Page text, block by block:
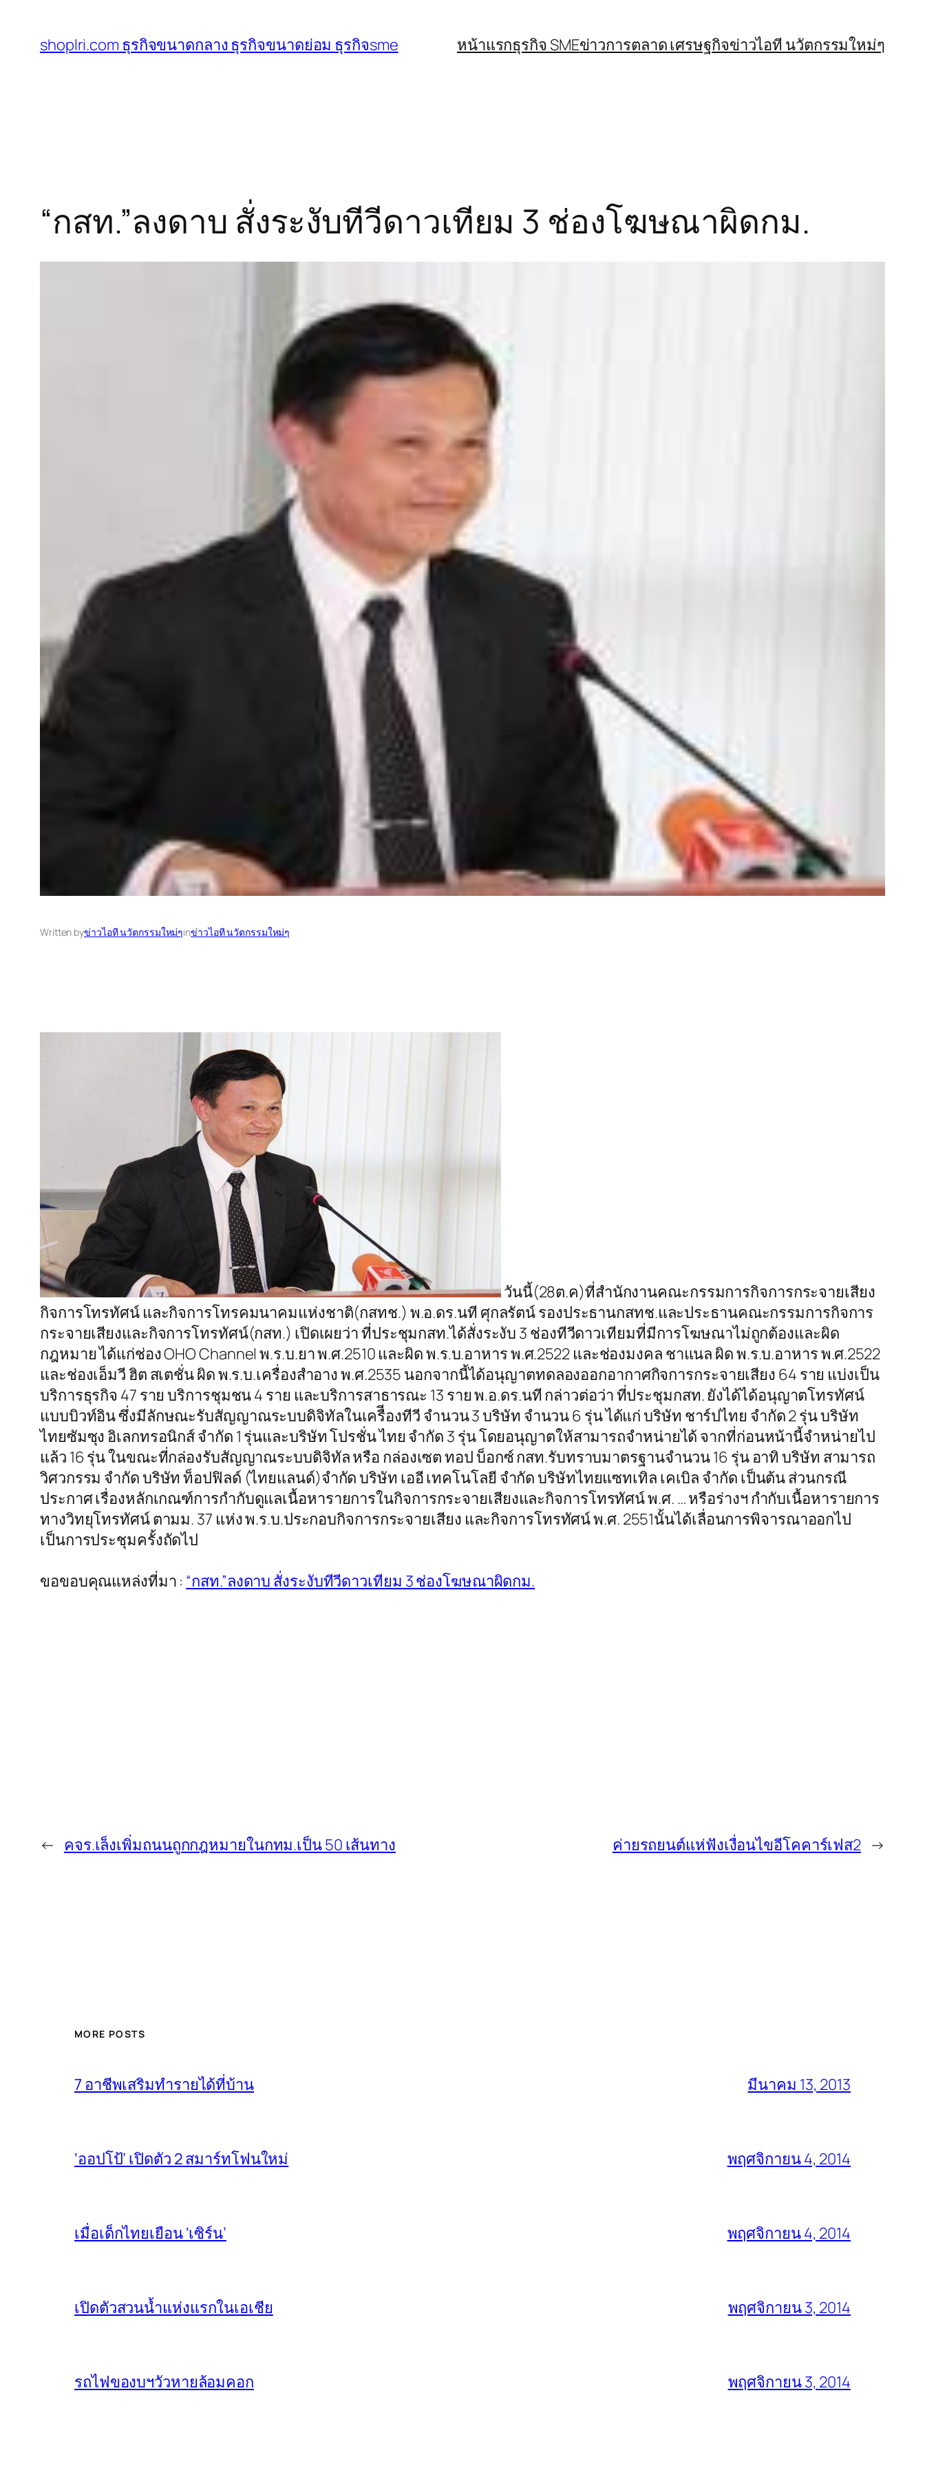
shoplri.com ธุรกิจขนาดกลาง ธุรกิจขนาดย่อม ธุรกิจsme หน้าแรกธุรกิจ SMEข่าวการตลาด เศรษฐกิจข่าวไอที นวัตกรรมใหม่ๆ
“กสท.”ลงดาบ สั่งระงับทีวีดาวเทียม 3 ช่องโฆษณาผิดกม.
Written byข่าวไอที นวัตกรรมใหม่ๆinข่าวไอที นวัตกรรมใหม่ๆ
วันนี้(28ต.ค)ที่สำนักงานคณะกรรมการกิจการกระจายเสียง
กิจการโทรทัศน์ และกิจการโทรคมนาคมแห่งชาติ(กสทช.) พ.อ.ดร.นที ศุกลรัตน์ รองประธานกสทช.และประธานคณะกรรมการกิจการ
กระจายเสียงและกิจการโทรทัศน์(กสท.) เปิดเผยว่า ที่ประชุมกสท.ได้สั่งระงับ 3 ช่องทีวีดาวเทียมที่มีการโฆษณาไม่ถูกต้องและผิด
กฎหมาย ได้แก่ช่อง OHO Channel พ.ร.บ.ยา พ.ศ.2510 และผิด พ.ร.บ.อาหาร พ.ศ.2522 และช่องมงคล ชาแนล ผิด พ.ร.บ.อาหาร พ.ศ.2522
และช่องเอ็มวี ฮิต สเตชั่น ผิด พ.ร.บ.เครื่องสำอาง พ.ศ.2535 นอกจากนี้ได้อนุญาตทดลองออกอากาศกิจการกระจายเสียง 64 ราย แบ่งเป็น
บริการธุรกิจ 47 ราย บริการชุมชน 4 ราย และบริการสาธารณะ 13 ราย พ.อ.ดร.นที กล่าวต่อว่า ที่ประชุมกสท. ยังได้ได้อนุญาตโทรทัศน์
แบบบิวท์อิน ซึ่งมีลักษณะรับสัญญาณระบบดิจิทัลในเครืีองทีวี จำนวน 3 บริษัท จำนวน 6 รุ่น ได้แก่ บริษัท ชาร์ปไทย จำกัด 2 รุ่น บริษัท
ไทยซัมซุง อิเลกทรอนิกส์ จำกัด 1 รุ่นและบริษัท โปรชั่น ไทย จำกัด 3 รุ่น โดยอนุญาตให้สามารถจำหน่ายได้ จากที่ก่อนหน้านี้จำหน่ายไป
แล้ว 16 รุ่น ในขณะที่กล่องรับสัญญาณระบบดิจิทัล หรือ กล่องเซต ทอป บ็อกซ์ กสท.รับทราบมาตรฐานจำนวน 16 รุ่น อาทิ บริษัท สามารถ
วิศวกรรม จำกัด บริษัท ท็อปฟิลด์ (ไทยแลนด์)จำกัด บริษัท เออี เทคโนโลยี จำกัด บริษัทไทยแซทเทิล เคเบิล จำกัด เป็นต้น ส่วนกรณี
ประกาศ เรื่องหลักเกณฑ์การกำกับดูแลเนื้อหารายการในกิจการกระจายเสียงและกิจการโทรทัศน์ พ.ศ. … หรือร่างฯ กำกับเนื้อหารายการ
ทางวิทยุโทรทัศน์ ตามม. 37 แห่ง พ.ร.บ.ประกอบกิจการกระจายเสียง และกิจการโทรทัศน์ พ.ศ. 2551นั้นได้เลื่อนการพิจารณาออกไป
เป็นการประชุมครั้งถัดไป
ขอขอบคุณแหล่งที่มา : “กสท.”ลงดาบ สั่งระงับทีวีดาวเทียม 3 ช่องโฆษณาผิดกม.
← คจร.เล็งเพิ่มถนนถูกกฎหมายในกทม.เป็น 50 เส้นทาง ค่ายรถยนต์แห่ฟังเงื่อนไขอีโคคาร์เฟส2 →
MORE POSTS
7 อาชีพเสริมทำรายได้ที่บ้าน มีนาคม 13, 2013
‘ออปโป้’ เปิดตัว 2 สมาร์ทโฟนใหม่ พฤศจิกายน 4, 2014
เมื่อเด็กไทยเยือน ‘เซิร์น’ พฤศจิกายน 4, 2014
เปิดตัวสวนน้ำแห่งแรกในเอเชีย พฤศจิกายน 3, 2014
รถไฟของบฯวัวหายล้อมคอก พฤศจิกายน 3, 2014